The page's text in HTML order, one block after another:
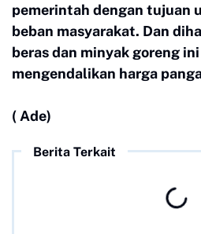
pemerintah dengan tujuan
beban masyarakat. Dan
beras dan minyak goreng
mengendalikan harga
( Ade)
Berita Terkait